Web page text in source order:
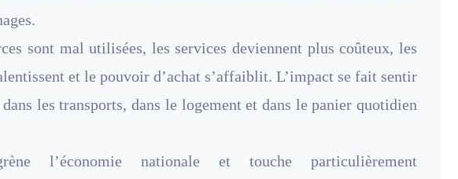
sont mal utilisées, les services deviennent plus coûteux, les
et le pouvoir d’achat s’affaiblit. L’impact se fait sentir
les transports, dans le logement et dans le panier quotidien
l’économie nationale et touche particulièrement